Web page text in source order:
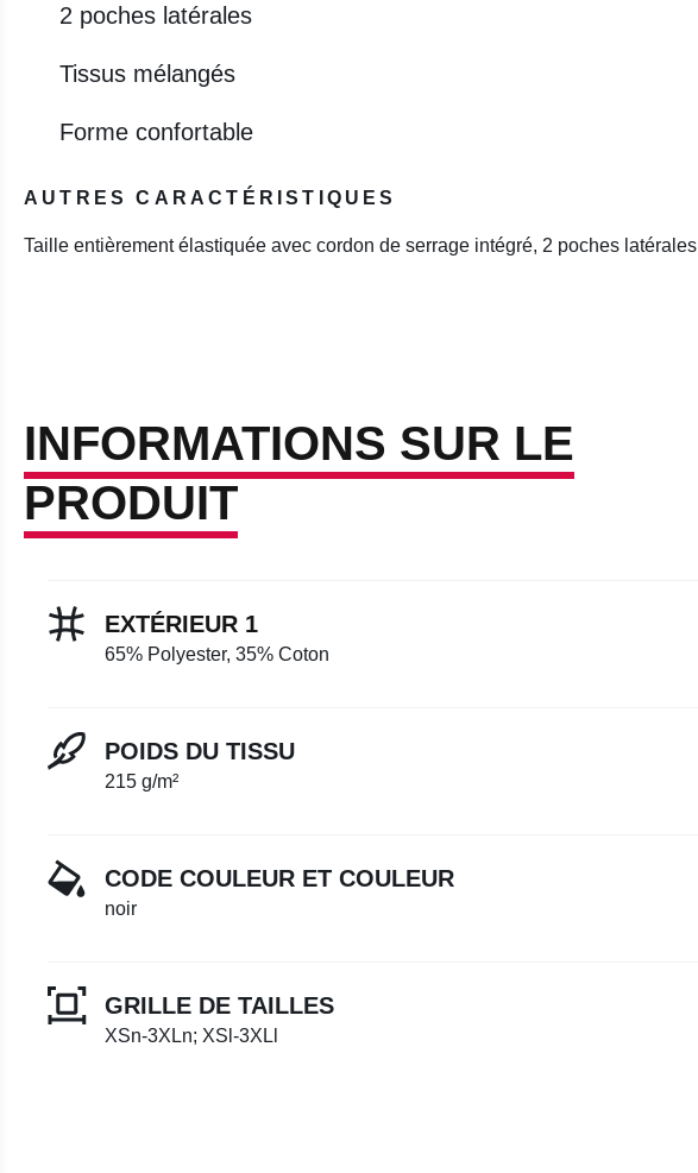
2 poches latérales
Tissus mélangés
Forme confortable
AUTRES CARACTÉRISTIQUES
Taille entièrement élastiquée avec cordon de serrage intégré, 2 poches latérales
INFORMATIONS SUR LE
PRODUIT
EXTÉRIEUR 1
65% Polyester, 35% Coton
POIDS DU TISSU
215 g/m²
CODE COULEUR ET COULEUR
noir
GRILLE DE TAILLES
XSn-3XLn; XSl-3XLl